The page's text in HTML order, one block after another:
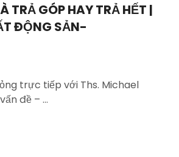
TRẢ GÓP HAY TRẢ HẾT |
ĐỘNG SẢN-
trực tiếp với Ths. Michael
đề – …